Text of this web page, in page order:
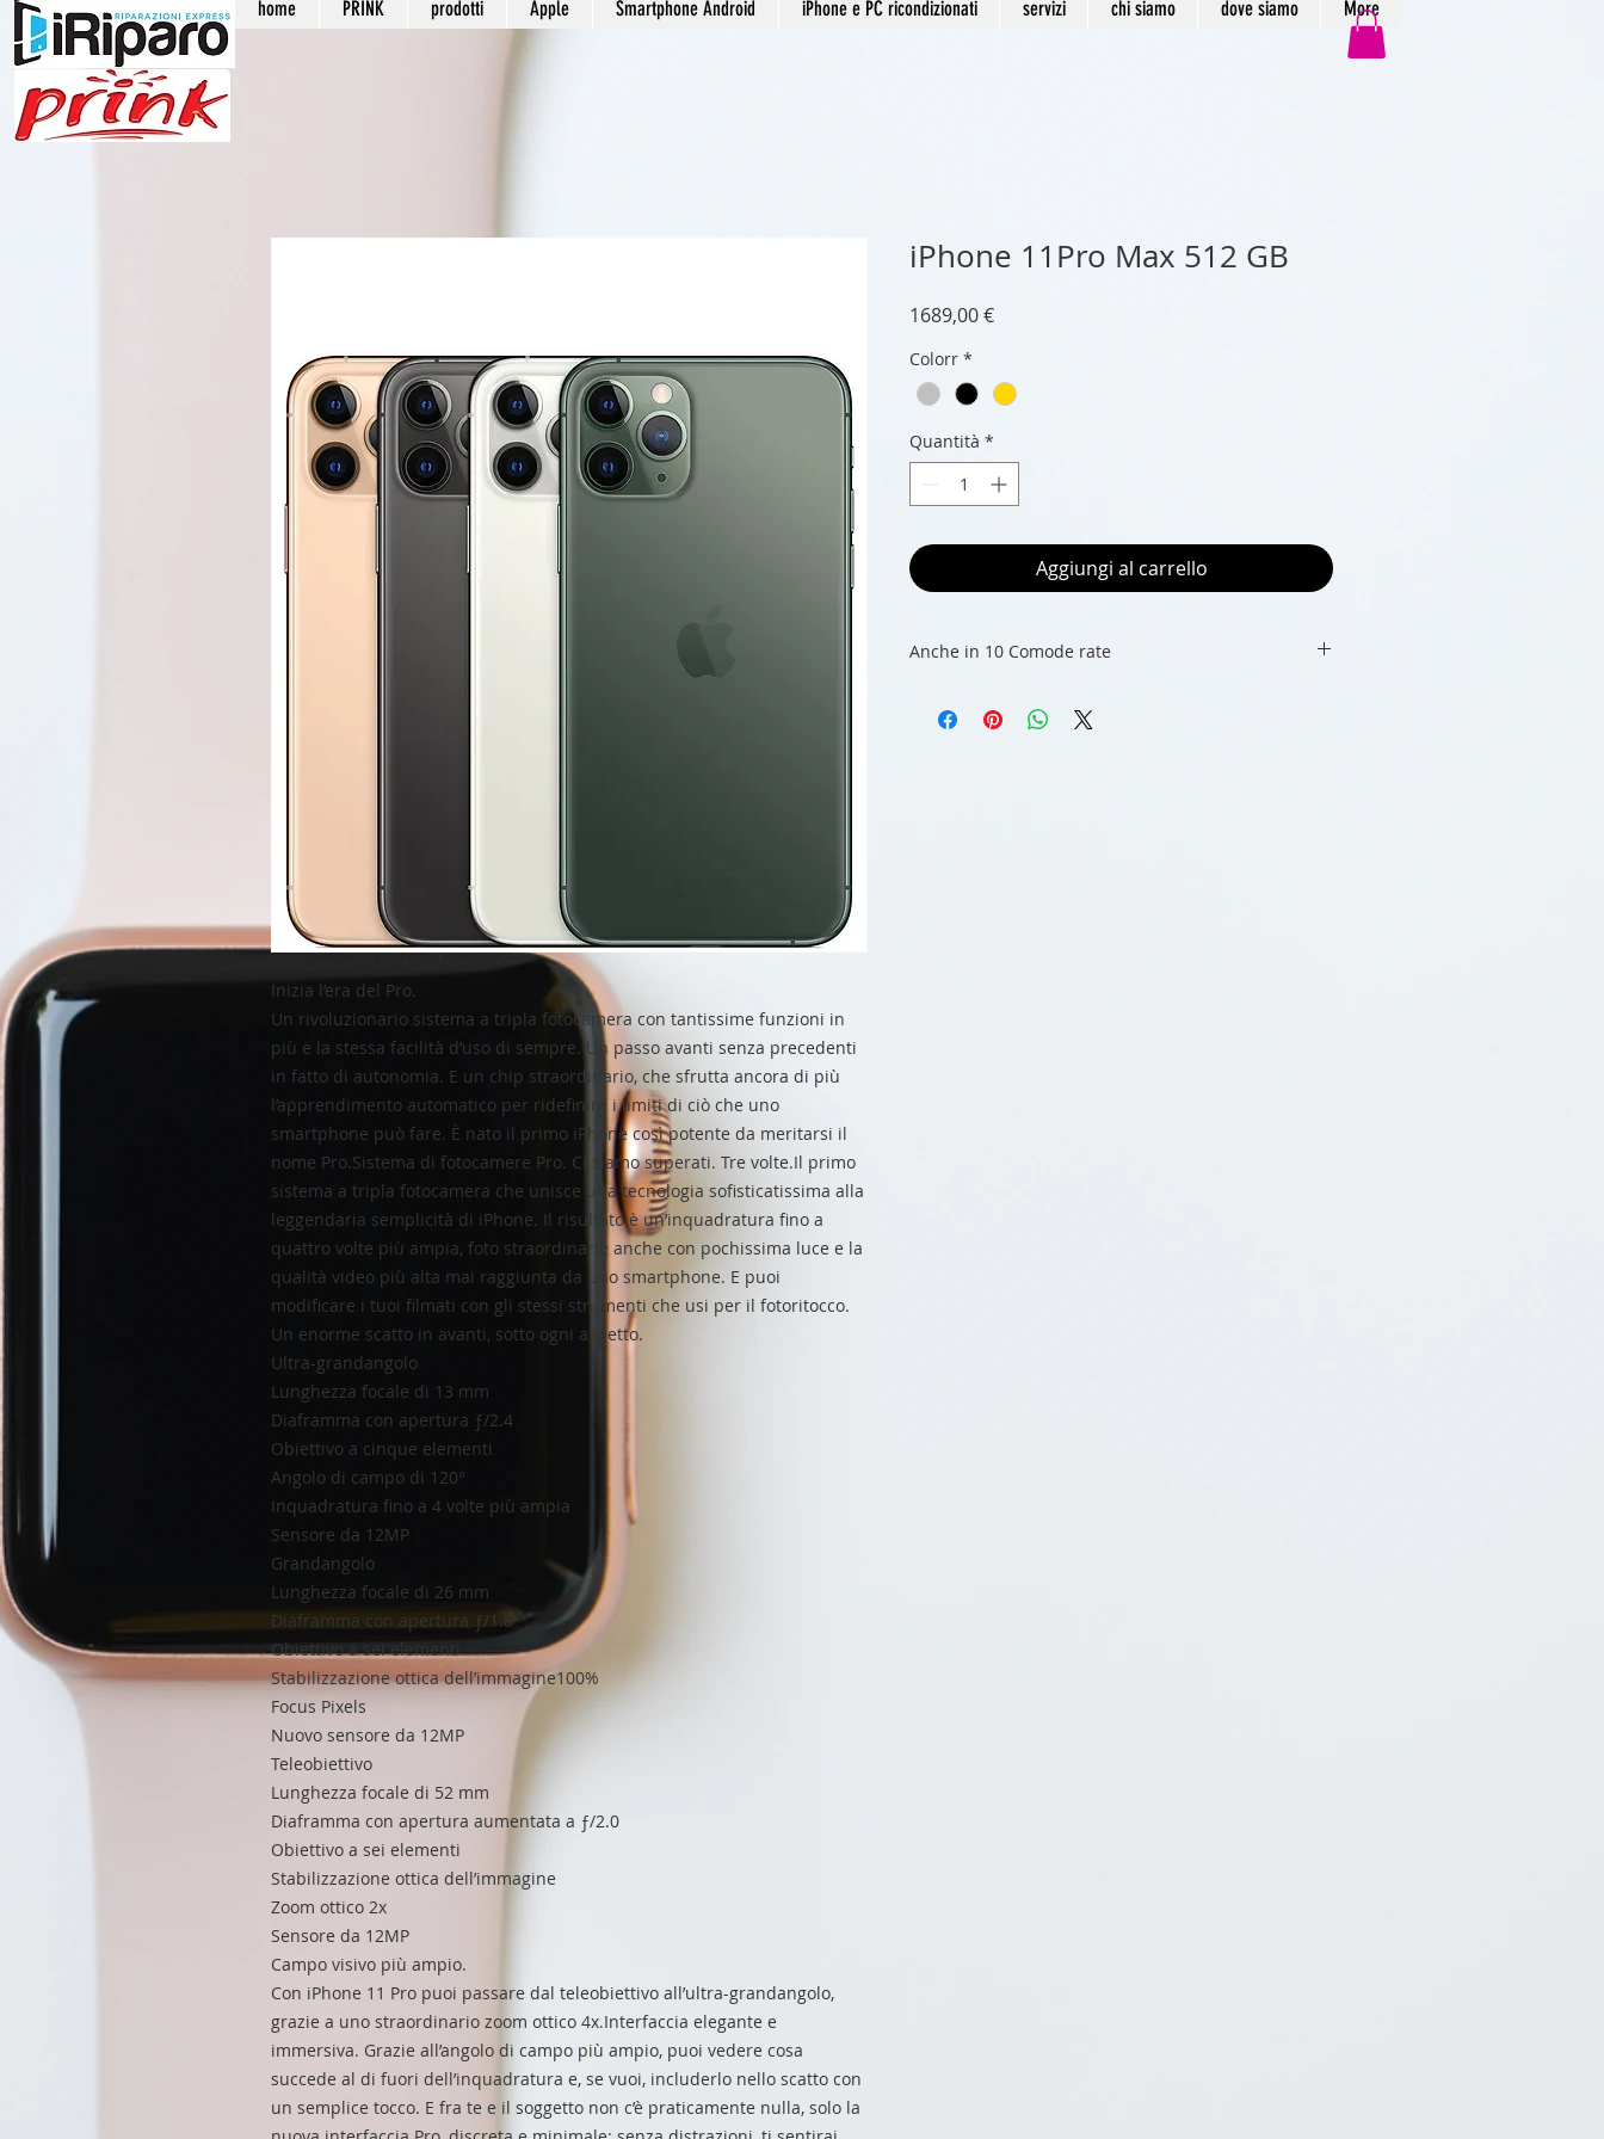
home PRINK prodotti Apple Smartphone Android iPhone e PC ricondizionati servizi chi siamo dove siamo More
Inizia l’era del Pro.
Un rivoluzionario sistema a tripla fotocamera con tantissime funzioni in
più e la stessa facilità d’uso di sempre. Un passo avanti senza precedenti
in fatto di autonomia. E un chip straordinario, che sfrutta ancora di più
l’apprendimento automatico per ridefinire i limiti di ciò che uno
smartphone può fare. È nato il primo iPhone così potente da meritarsi il
nome Pro.Sistema di fotocamere Pro. Ci siamo superati. Tre volte.Il primo
sistema a tripla fotocamera che unisce una tecnologia sofisticatissima alla
leggendaria semplicità di iPhone. Il risultato è un’inquadratura fino a
quattro volte più ampia, foto straordinarie anche con pochissima luce e la
qualità video più alta mai raggiunta da uno smartphone. E puoi
modificare i tuoi filmati con gli stessi strumenti che usi per il fotoritocco.
Un enorme scatto in avanti, sotto ogni aspetto.
Ultra-grandangolo
Lunghezza focale di 13 mm
Diaframma con apertura ƒ/2.4
Obiettivo a cinque elementi
Angolo di campo di 120°
Inquadratura fino a 4 volte più ampia
Sensore da 12MP
Grandangolo
Lunghezza focale di 26 mm
Diaframma con apertura ƒ/1.8
Obiettivo a sei elementi
Stabilizzazione ottica dell’immagine100%
Focus Pixels
Nuovo sensore da 12MP
Teleobiettivo
Lunghezza focale di 52 mm
Diaframma con apertura aumentata a ƒ/2.0
Obiettivo a sei elementi
Stabilizzazione ottica dell’immagine
Zoom ottico 2x
Sensore da 12MP
Campo visivo più ampio.
Con iPhone 11 Pro puoi passare dal teleobiettivo all’ultra-grandangolo,
grazie a uno straordinario zoom ottico 4x.Interfaccia elegante e
immersiva. Grazie all’angolo di campo più ampio, puoi vedere cosa
succede al di fuori dell’inquadratura e, se vuoi, includerlo nello scatto con
un semplice tocco. E fra te e il soggetto non c’è praticamente nulla, solo la
iPhone 11Pro Max 512 GB
1689,00 €Prezzo
Colorr *
Quantità *
Aggiungi al carrello
Anche in 10 Comode rate